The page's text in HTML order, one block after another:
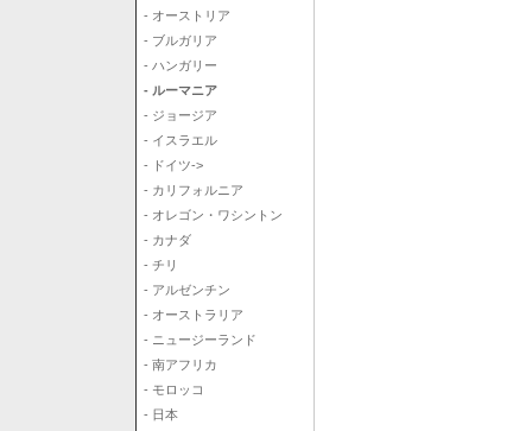
- オーストリア
- ブルガリア
- ハンガリー
- ルーマニア
- ジョージア
- イスラエル
- ドイツ->
- カリフォルニア
- オレゴン・ワシントン
- カナダ
- チリ
- アルゼンチン
- オーストラリア
- ニュージーランド
- 南アフリカ
- モロッコ
- 日本